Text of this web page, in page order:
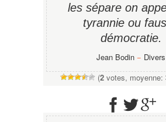
les sépare on
tyrannie ou
démocratie.
Jean Bodin − Divers
(2 votes, moyenne: